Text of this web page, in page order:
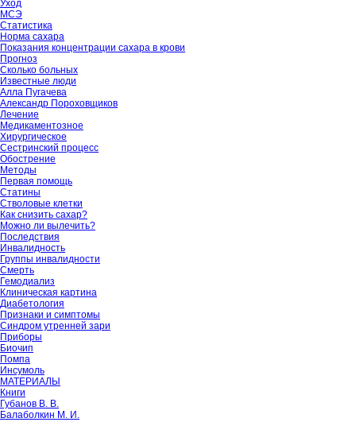
Уход
МСЭ
Статистика
Норма сахара
Показания концентрации сахара в крови
Прогноз
Сколько больных
Известные люди
Алла Пугачева
Александр Пороховщиков
Лечение
Медикаментозное
Хирургическое
Сестринский процесс
Обострение
Методы
Первая помощь
Статины
Стволовые клетки
Как снизить сахар?
Можно ли вылечить?
Последствия
Инвалидность
Группы инвалидности
Смерть
Гемодиализ
Клиническая картина
Диабетология
Признаки и симптомы
Синдром утренней зари
Приборы
Биочип
Помпа
Инсумоль
МАТЕРИАЛЫ
Книги
Губанов В. В.
Балаболкин М. И.